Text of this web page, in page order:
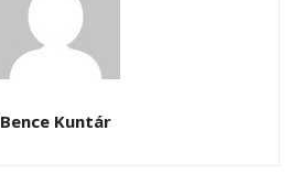
Bence Kuntár